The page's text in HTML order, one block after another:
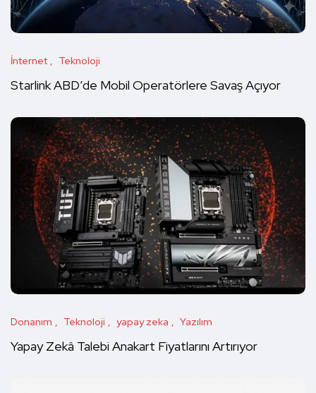
İnternet Teknoloji
Starlink ABD’de Mobil Operatörlere Savaş Açıyor
Donanım Teknoloji yapay zeka Yazılım
Yapay Zekâ Talebi Anakart Fiyatlarını Artırıyor